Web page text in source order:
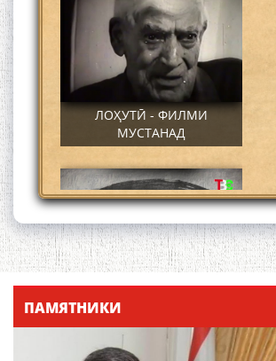
ЛОҲУТӢ - ФИЛМИ
МУСТАНАД
Қадамҷо - Лоҳутӣ
ПАМЯТНИКИ